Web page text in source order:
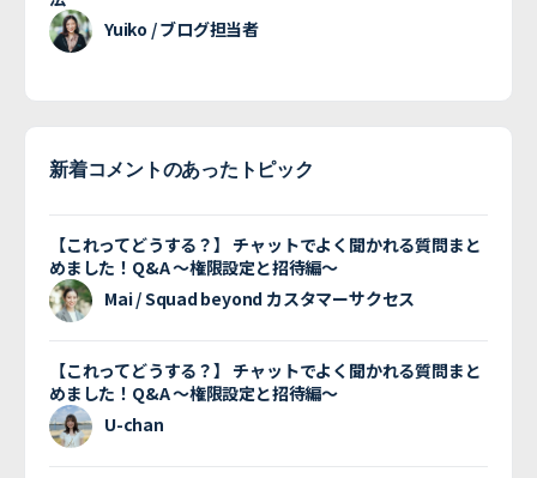
Yuiko / ブログ担当者
新着コメントのあったトピック
【これってどうする？】 チャットでよく聞かれる質問まと
めました！Q&A 〜権限設定と招待編〜
Mai / Squad beyond カスタマーサクセス
【これってどうする？】 チャットでよく聞かれる質問まと
めました！Q&A 〜権限設定と招待編〜
U-chan